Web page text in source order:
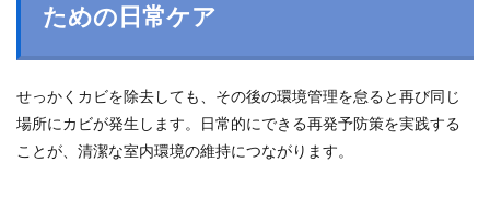
ための日常ケア
せっかくカビを除去しても、その後の環境管理を怠ると再び同じ
場所にカビが発生します。日常的にできる再発予防策を実践する
ことが、清潔な室内環境の維持につながります。